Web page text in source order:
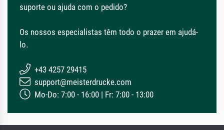
suporte ou ajuda com o pedido?
Os nossos especialistas têm todo o prazer em ajudá-
lo.
+43 4257 29415
support@meisterdrucke.com
Mo-Do: 7:00 - 16:00 | Fr: 7:00 - 13:00